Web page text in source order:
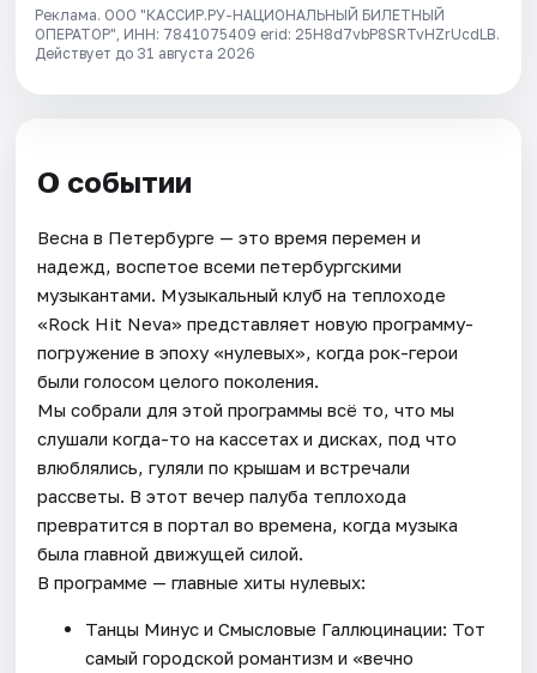
Реклама. ООО "КАССИР.РУ-НАЦИОНАЛЬНЫЙ БИЛЕТНЫЙ
ОПЕРАТОР", ИНН: 7841075409 erid: 25H8d7vbP8SRTvHZrUcdLB.
Действует до 31 августа 2026
О событии
Весна в Петербурге — это время перемен и
надежд, воспетое всеми петербургскими
музыкантами. Музыкальный клуб на теплоходе
«Rock Hit Neva» представляет новую программу-
погружение в эпоху «нулевых», когда рок-герои
были голосом целого поколения.
Мы собрали для этой программы всё то, что мы
слушали когда-то на кассетах и дисках, под что
влюблялись, гуляли по крышам и встречали
рассветы. В этот вечер палуба теплохода
превратится в портал во времена, когда музыка
была главной движущей силой.
В программе — главные хиты нулевых:
Танцы Минус и Смысловые Галлюцинации: Тот
самый городской романтизм и «вечно